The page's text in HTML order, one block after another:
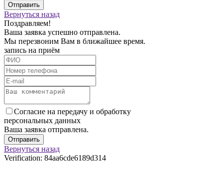
Отправить
Вернуться назад
Поздравляем!
Ваша заявка успешно отправлена.
Мы перезвоним Вам в ближайшее время.
запись на приём
Согласие на передачу и обработку
персональных данных
Ваша заявка отправлена.
Отправить
Вернуться назад
Verification: 84aa6cde6189d314